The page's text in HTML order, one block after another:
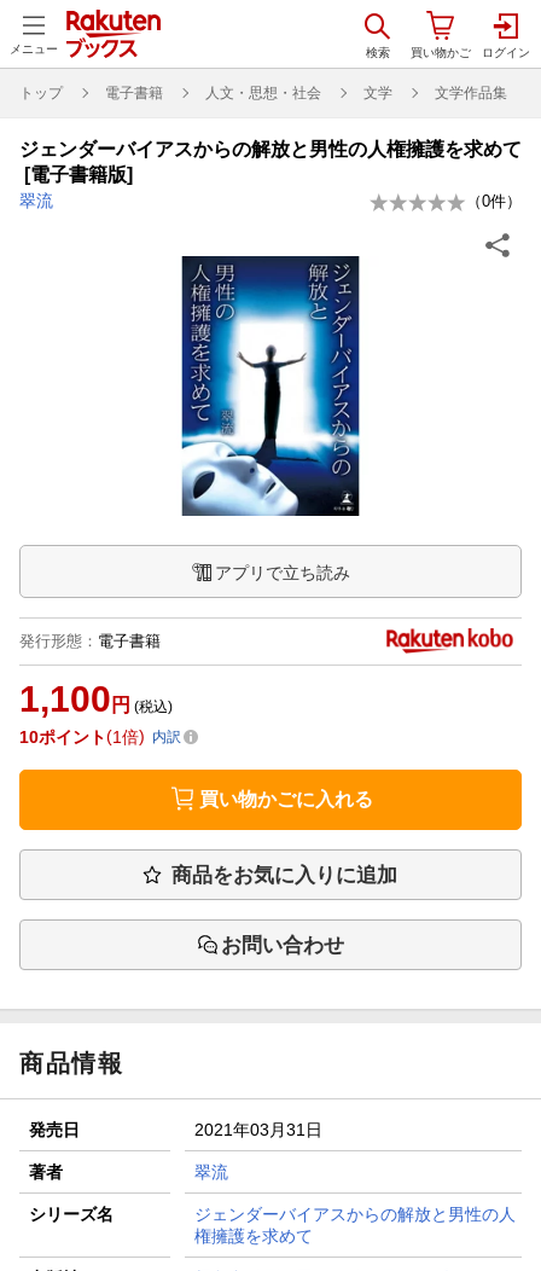
メニュー
トップ 電子書籍 人文・思想・社会 文学 文学作品集
ジェンダーバイアスからの解放と男性の人権擁護を求めて
[電子書籍版]
翠流 （0件）
アプリで立ち読み
発行形態 ： 電子書籍
1,100 円 (税込)
10ポイント 1倍 内訳
買い物かごに入れる
商品をお気に入りに追加
お問い合わせ
商品情報
発売日 2021年03月31日
著者 翠流
シリーズ名
ジェンダーバイアスからの解放と男性の人
権擁護を求めて